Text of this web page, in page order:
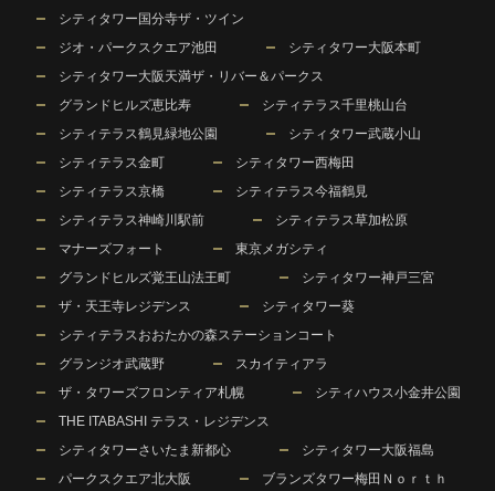
シティタワー国分寺ザ・ツイン
ジオ・パークスクエア池田
シティタワー大阪本町
シティタワー大阪天満ザ・リバー＆パークス
グランドヒルズ恵比寿
シティテラス千里桃山台
シティテラス鶴見緑地公園
シティタワー武蔵小山
シティテラス金町
シティタワー西梅田
シティテラス京橋
シティテラス今福鶴見
シティテラス神崎川駅前
シティテラス草加松原
マナーズフォート
東京メガシティ
グランドヒルズ覚王山法王町
シティタワー神戸三宮
ザ・天王寺レジデンス
シティタワー葵
シティテラスおおたかの森ステーションコート
グランジオ武蔵野
スカイティアラ
ザ・タワーズフロンティア札幌
シティハウス小金井公園
THE ITABASHI テラス・レジデンス
シティタワーさいたま新都心
シティタワー大阪福島
パークスクエア北大阪
ブランズタワー梅田Ｎｏｒｔｈ